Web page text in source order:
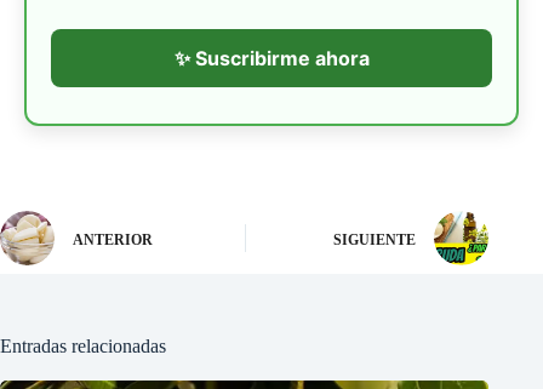
✨ Suscribirme ahora
ANTERIOR SIGUIENTE
Entradas relacionadas